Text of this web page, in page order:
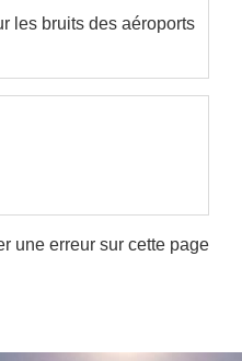
les bruits des aéroports
une erreur sur cette page